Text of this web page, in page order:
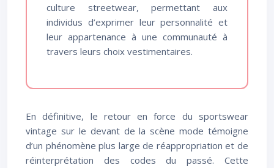
culture streetwear, permettant aux
individus d’exprimer leur personnalité et
leur appartenance à une communauté à
travers leurs choix vestimentaires.
En définitive, le retour en force du sportswear
vintage sur le devant de la scène mode témoigne
d’un phénomène plus large de réappropriation et de
réinterprétation des codes du passé. Cette